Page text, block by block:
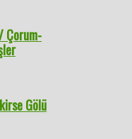
Çorum-
Gölü